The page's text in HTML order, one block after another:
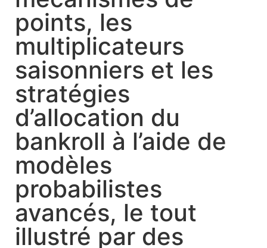
points, les
multiplicateurs
saisonniers et les
stratégies
d’allocation du
bankroll à l’aide de
modèles
probabilistes
avancés, le tout
illustré par des